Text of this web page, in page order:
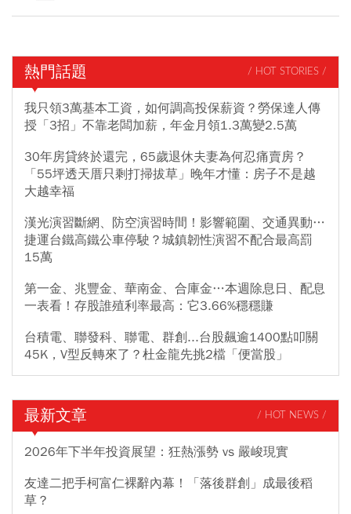
熱門話題 / HOT STORIES /
我只領3萬基本工資，如何調高投保薪資？勞保達人傳
授「3招」不靠老闆加薪，年金月領1.3萬變2.5萬
30年房貸終於還完，65歲退休夫妻為何忍痛賣房？
「55坪透天厝只剩打掃拔草」晚年才懂：房子不是越
大越幸福
漢光演習斷網、防空演習時間！影響範圍、交通異動…
捷運台鐵高鐵公車停駛？城鎮韌性演習不配合最高罰
15萬
第一金、兆豐金、華南金、合庫金…本週除息日、配息
一表看！存股誰殖利率最高：它3.66%穩穩賺
台積電、聯發科、聯電、群創...台股飆逾1400點叩關
45K，V型反轉來了？杜金龍先挑2檔「便當股」
最新文章 / HOT NEWS /
2026年下半年投資展望：狂熱漲勢 vs 嚴峻現實
友達二把手柯富仁裸辭內幕！「落後群創」成最後稻
草？